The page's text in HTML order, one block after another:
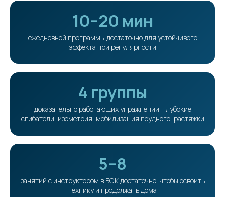
10–20 мин
ежедневной программы достаточно для устойчивого
эффекта при регулярности
4 группы
доказательно работающих упражнений: глубокие
сгибатели, изометрия, мобилизация грудного, растяжки
5–8
занятий с инструктором в БСК достаточно, чтобы освоить
технику и продолжать дома